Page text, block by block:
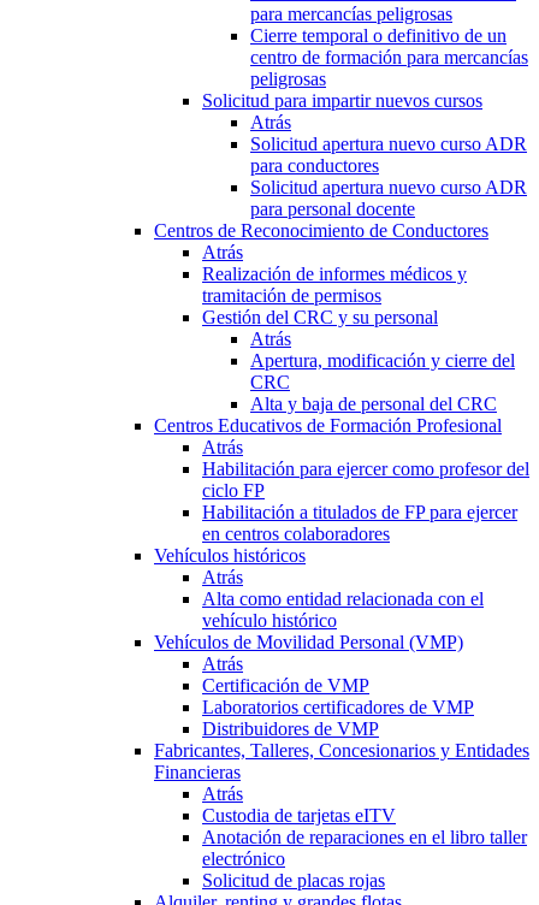
para mercancías peligrosas
Cierre temporal o definitivo de un
centro de formación para mercancías
peligrosas
Solicitud para impartir nuevos cursos
Atrás
Solicitud apertura nuevo curso ADR
para conductores
Solicitud apertura nuevo curso ADR
para personal docente
Centros de Reconocimiento de Conductores
Atrás
Realización de informes médicos y
tramitación de permisos
Gestión del CRC y su personal
Atrás
Apertura, modificación y cierre del
CRC
Alta y baja de personal del CRC
Centros Educativos de Formación Profesional
Atrás
Habilitación para ejercer como profesor del
ciclo FP
Habilitación a titulados de FP para ejercer
en centros colaboradores
Vehículos históricos
Atrás
Alta como entidad relacionada con el
vehículo histórico
Vehículos de Movilidad Personal (VMP)
Atrás
Certificación de VMP
Laboratorios certificadores de VMP
Distribuidores de VMP
Fabricantes, Talleres, Concesionarios y Entidades
Financieras
Atrás
Custodia de tarjetas eITV
Anotación de reparaciones en el libro taller
electrónico
Solicitud de placas rojas